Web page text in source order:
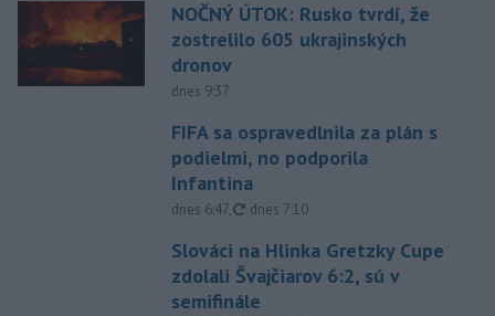
NOČNÝ ÚTOK: Rusko tvrdí, že
zostrelilo 605 ukrajinských
dronov
dnes 9:37
FIFA sa ospravedlnila za plán s
podielmi, no podporila
Infantina
dnes 6:47, aktualizované
dnes 7:10
Slováci na Hlinka Gretzky Cupe
zdolali Švajčiarov 6:2, sú v
semifinále